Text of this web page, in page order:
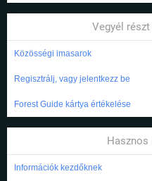
Vegyél
Közösségi imasarok
Regisztrálj, vagy jelentkezz be
Forest Guide kártya értékelése
Információk kezdőknek